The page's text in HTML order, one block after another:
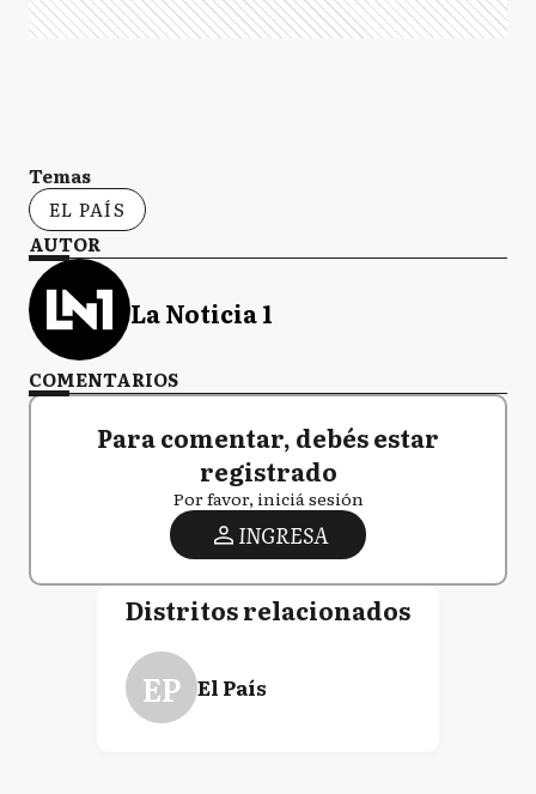
Temas
EL PAÍS
AUTOR
La Noticia 1
COMENTARIOS
Para comentar, debés estar
registrado
Por favor, iniciá sesión
INGRESA
Distritos relacionados
EP El País